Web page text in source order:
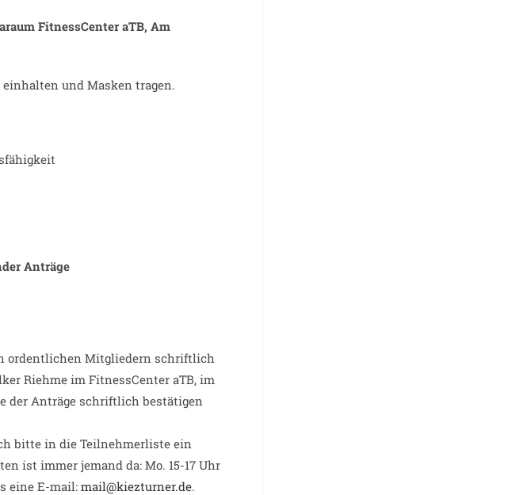
FitnessCenter aTB, Am
und Masken tragen.
Anträge
ordentlichen Mitgliedern schriftlich
Riehme im FitnessCenter aTB, im
der Anträge schriftlich bestätigen
bitte in die Teilnehmerliste ein
ist immer jemand da: Mo. 15-17 Uhr
eine E-mail:mail@kiezturner.de.